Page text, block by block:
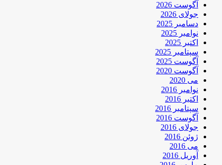
آگوست 2026
جولای 2026
دسامبر 2025
نوامبر 2025
اکتبر 2025
سپتامبر 2025
آگوست 2025
آگوست 2020
می 2020
نوامبر 2016
اکتبر 2016
سپتامبر 2016
آگوست 2016
جولای 2016
ژوئن 2016
می 2016
آوریل 2016